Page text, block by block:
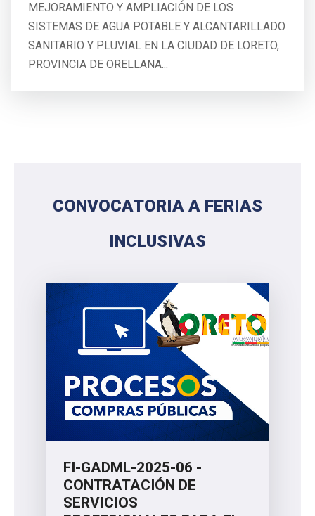
MEJORAMIENTO Y AMPLIACIÓN DE LOS
SISTEMAS DE AGUA POTABLE Y ALCANTARILLADO
SANITARIO Y PLUVIAL EN LA CIUDAD DE LORETO,
PROVINCIA DE ORELLANA...
CONVOCATORIA A FERIAS
INCLUSIVAS
FI-GADML-2025-06 -
CONTRATACIÓN DE
SERVICIOS